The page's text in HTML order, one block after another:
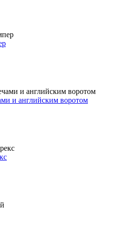
и английским воротом